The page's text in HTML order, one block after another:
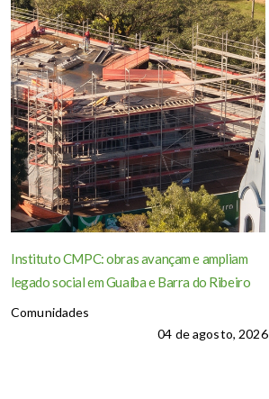
Instituto CMPC: obras avançam e ampliam
legado social em Guaíba e Barra do Ribeiro
Comunidades
04 de agosto, 2026